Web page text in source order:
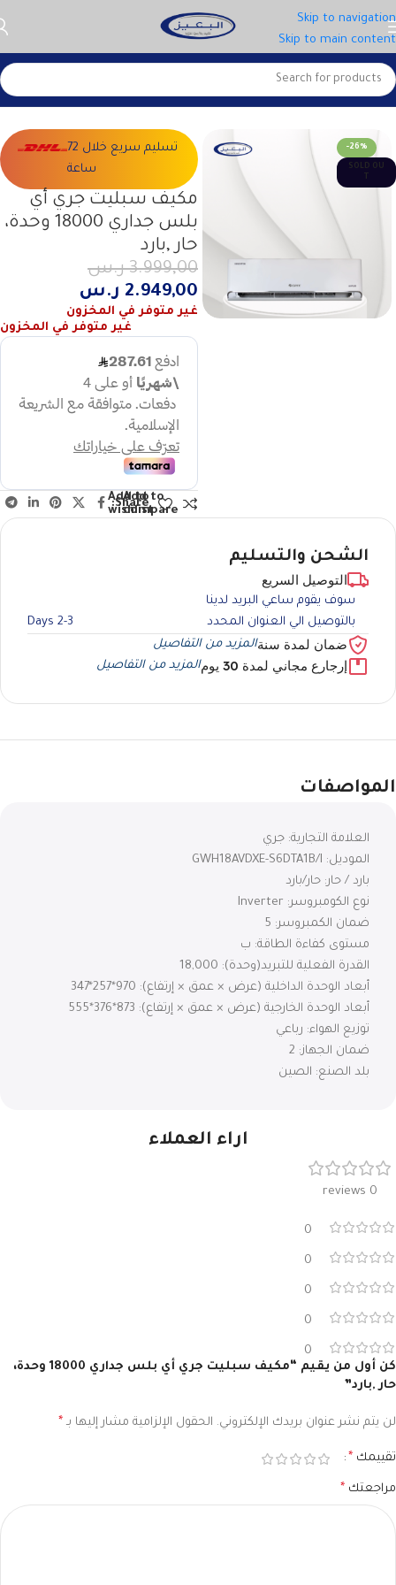
Skip to navigation
Skip to main content
الرئيسية المكيفات
-26%
SOLD OU
T
تسليم سريع خلال 72
ساعة
مكيف سبليت جري أي
بلس جداري 18000 وحدة،
حار ,بارد
3.999,00 ر.س
2.949,00 ر.س
غير متوفر في المخزون
غير متوفر في المخزون
Add to
compare
Add to
wishlist
Share:
الشحن والتسليم
التوصيل السريع
سوف يقوم ساعي البريد لدينا
بالتوصيل الي العنوان المحدد
2-3 Days
ضمان لمدة سنةالمزيد من التفاصيل
إرجارع مجاني لمدة 30 يوم المزيد من التفاصيل
المواصفات
العلامة التجارية: جري
الموديل: GWH18AVDXE-S6DTA1B/I
بارد / حار: حار/بارد
نوع الكومبروسر: Inverter
ضمان الكمبروسر: 5
مستوى كفاءة الطاقة: ب
القدرة الفعلية للتبريد(وحدة): 18,000
أبعاد الوحدة الداخلية (عرض × عمق × إرتفاع): 970*257*347
أبعاد الوحدة الخارجية (عرض × عمق × إرتفاع): 873*376*555
توزيع الهواء: رباعي
ضمان الجهاز: 2
بلد الصنع: الصين
اراء العملاء
0 reviews
0
0
0
0
0
كن أول من يقيم “مكيف سبليت جري أي بلس جداري 18000 وحدة،
حار ,بارد”
لن يتم نشر عنوان بريدك الإلكتروني. الحقول الإلزامية مشار إليها بـ *
تقييمك *
مراجعتك *